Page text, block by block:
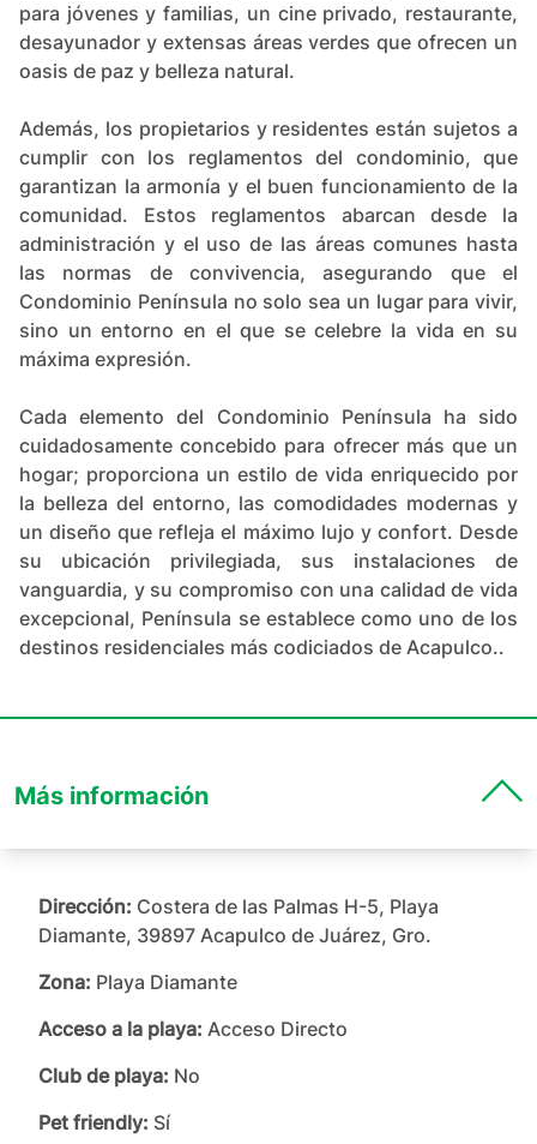
para jóvenes y familias, un cine privado, restaurante,
desayunador y extensas áreas verdes que ofrecen un
oasis de paz y belleza natural.
Además, los propietarios y residentes están sujetos a
cumplir con los reglamentos del condominio, que
garantizan la armonía y el buen funcionamiento de la
comunidad​​​​. Estos reglamentos abarcan desde la
administración y el uso de las áreas comunes hasta
las normas de convivencia, asegurando que el
Condominio Península no solo sea un lugar para vivir,
sino un entorno en el que se celebre la vida en su
máxima expresión.
Cada elemento del Condominio Península ha sido
cuidadosamente concebido para ofrecer más que un
hogar; proporciona un estilo de vida enriquecido por
la belleza del entorno, las comodidades modernas y
un diseño que refleja el máximo lujo y confort. Desde
su ubicación privilegiada, sus instalaciones de
vanguardia, y su compromiso con una calidad de vida
excepcional, Península se establece como uno de los
destinos residenciales más codiciados de Acapulco..
Más información
Dirección: Costera de las Palmas H-5, Playa
Diamante, 39897 Acapulco de Juárez, Gro.
Zona: Playa Diamante
Acceso a la playa: Acceso Directo
Club de playa: No
Pet friendly: Sí